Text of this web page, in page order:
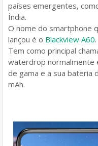
países emergentes,
Índia.
O nome do smartphone
lançou é o Blackview A60.
Tem como principal
waterdrop normalmente
de gama e a sua bateria
mAh.